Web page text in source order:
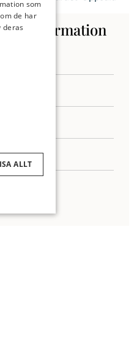
information
som
de har
deras
ALLT